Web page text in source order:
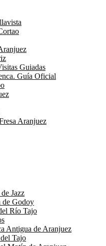
Guiadas
Guía Oficial
Aranjuez
Jazz
de Godoy
Río Tajo
Antigua de Aranjuez
Tajo